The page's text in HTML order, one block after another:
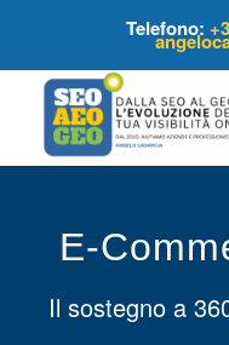
Telefono:
E-
Il sostegno a